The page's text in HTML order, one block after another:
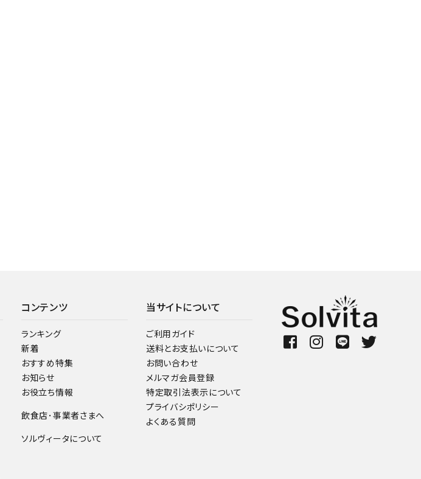
コンテンツ
ランキング
新着
おすすめ特集
お知らせ
お役立ち情報
飲食店･事業者さまへ
ソルヴィータについて
当サイトについて
ご利用ガイド
送料とお支払いについて
お問い合わせ
メルマガ会員登録
特定取引法表示について
プライバシポリシー
よくある質問